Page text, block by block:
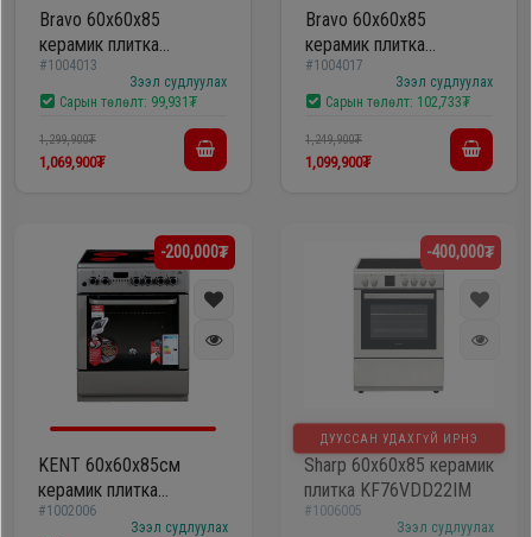
Bravo 60х60х85
керамик плитка
/F6SFC31E4ME-SS inox/
#1004013
Зээл судлуулах
Сарын төлөлт: 99,931₮
1,299,900₮
1,069,900₮
Bravo 60х60х85
керамик плитка
/F6SFC32E4ME-CG/
#1004017
Зээл судлуулах
Сарын төлөлт: 102,733₮
1,249,900₮
1,099,900₮
-200,000₮
KENT 60х60x85см
керамик плитка
VG6056XXVG
#1002006
Зээл судлуулах
ДУУССАН УДАХГҮЙ ИРНЭ
-400,000₮
Sharp 60х60х85 керамик
плитка KF76VDD22IM
#1006005
Зээл судлуулах